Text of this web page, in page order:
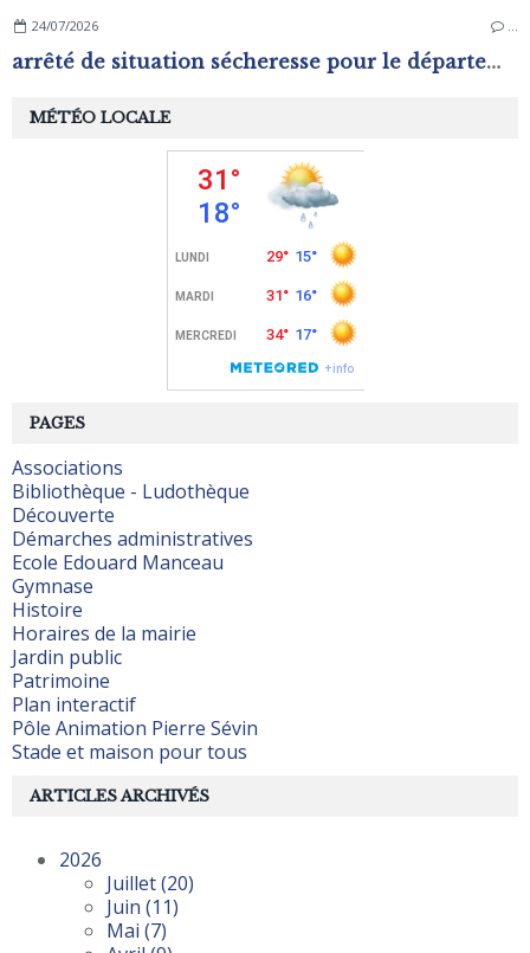
24/07/2026 …
arrêté de situation sécheresse pour le département de l'Orne.
PAGES
Associations
Bibliothèque - Ludothèque
Découverte
Démarches administratives
Ecole Edouard Manceau
Gymnase
Histoire
Horaires de la mairie
Jardin public
Patrimoine
Plan interactif
Pôle Animation Pierre Sévin
Stade et maison pour tous
MÉTÉO LOCALE
ARTICLES ARCHIVÉS
2026
Juillet(20)
Juin (11)
Mai (7)